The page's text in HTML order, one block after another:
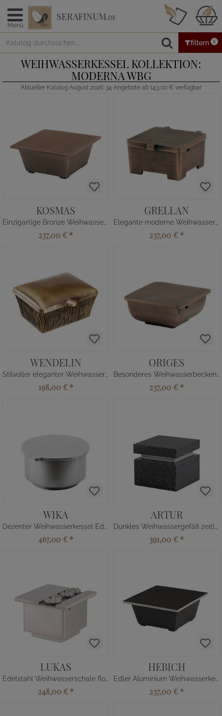
Menü
SERAFINUM.DE
filtern 1
WEIHWASSERKESSEL KOLLEKTION:
MODERNA WBG
Aktueller Katalog August 2026: 34 Angebote ab 143,00 € verfügbar
KOSMAS
Einzigartige Bronze Weihwasserschale
237,00 € *
GRELLAN
Elegante moderne Weihwasserschale
237,00 € *
WENDELIN
Stilvoller eleganter Weihwasserbehälter
198,00 € *
ORIGES
Besonderes Weihwasserbecken eckig
237,00 € *
WIKA
Dezenter Weihwasserkessel Edelstahl
467,00 € *
ARTUR
Dunkles Weihwassergefäß zeitlos
391,00 € *
LUKAS
Edelstahl Weihwasserschale floral
248,00 € *
HEBICH
Edler Aluminium Weihwasserkessel
237,00 € *